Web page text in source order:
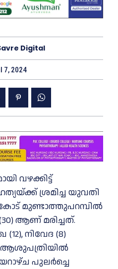
Digital
7, 2024
വഴക്കിട്ട്
ശ്രമിച്ച യുവതി
മുണ്ടാത്തുപറമ്പിൽ
(30) ആണ് മരിച്ചത്.
നിവേദ (8)
ആശുപത്രിയിൽ
പുലർച്ചെ